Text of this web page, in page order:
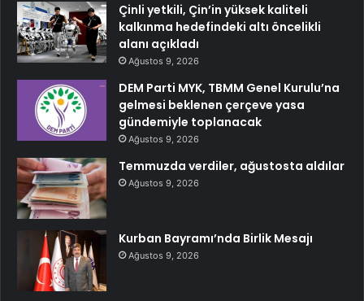
Çinli yetkili, Çin’in yüksek kaliteli
kalkınma hedefindeki altı öncelikli
alanı açıkladı
Ağustos 9, 2026
DEM Parti MYK, TBMM Genel Kurulu’na
gelmesi beklenen çerçeve yasa
gündemiyle toplanacak
Ağustos 9, 2026
Temmuzda verdiler, ağustosta aldılar
Ağustos 9, 2026
Kurban Bayramı’nda Birlik Mesajı
Ağustos 9, 2026